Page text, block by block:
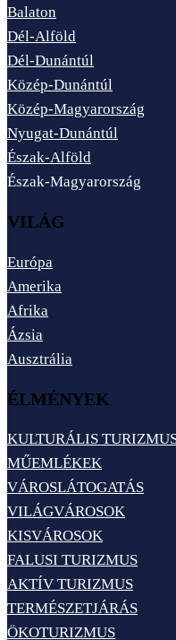
Balaton
Dél-Alföld
Dél-Dunántúl
Közép-Dunántúl
Közép-Magyarország
Nyugat-Dunántúl
Észak-Alföld
Észak-Magyarország
VILÁG
Európa
Amerika
Afrika
Ázsia
Ausztrália
ÉLMÉNYEK
KULTURÁLIS
MŰEMLÉKEK
VÁROSLÁTOGATÁS
VILÁGVÁROSOK
KISVÁROSOK
FALUSI TURIZMUS
AKTÍV TURIZMUS
TERMÉSZETJÁRÁS
ÖKOTURIZMUS